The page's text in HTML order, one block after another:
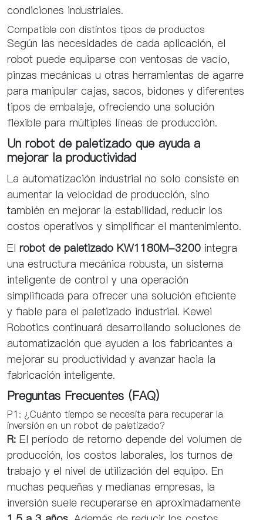
condiciones industriales.
Compatible con distintos tipos de productos
Según las necesidades de cada aplicación, el
robot puede equiparse con ventosas de vacío,
pinzas mecánicas u otras herramientas de agarre
para manipular cajas, sacos, bidones y diferentes
tipos de embalaje, ofreciendo una solución
flexible para múltiples líneas de producción.
Un robot de paletizado que ayuda a
mejorar la productividad
La automatización industrial no solo consiste en
aumentar la velocidad de producción, sino
también en mejorar la estabilidad, reducir los
costos operativos y simplificar el mantenimiento.
El robot de paletizado KW1180M-3200 integra
una estructura mecánica robusta, un sistema
inteligente de control y una operación
simplificada para ofrecer una solución eficiente
y fiable para el paletizado industrial. Kewei
Robotics continuará desarrollando soluciones de
automatización que ayuden a los fabricantes a
mejorar su productividad y avanzar hacia la
fabricación inteligente.
Preguntas Frecuentes (FAQ)
P1: ¿Cuánto tiempo se necesita para recuperar la
inversión en un robot de paletizado?
R: El período de retorno depende del volumen de
producción, los costos laborales, los turnos de
trabajo y el nivel de utilización del equipo. En
muchas pequeñas y medianas empresas, la
inversión suele recuperarse en aproximadamente